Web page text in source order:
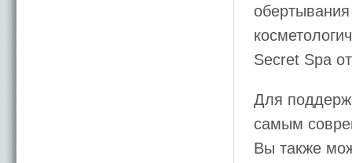
Secret Spa
Для
самым
Вы также